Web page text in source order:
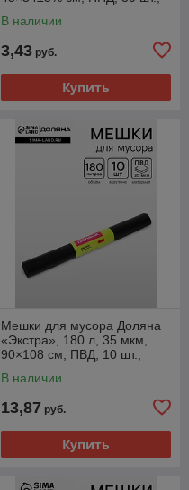
В наличии
3,43 руб.
Купить
Мешки для мусора Доляна
«Экстра», 180 л, 35 мкм,
90×108 см, ПВД, 10 шт.,
В наличии
13,87 руб.
Купить